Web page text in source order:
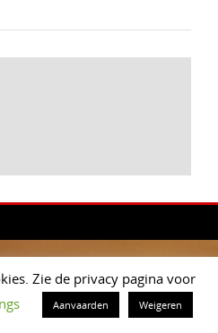
Zie de privacy pagina voor
Aanvaarden Weigeren